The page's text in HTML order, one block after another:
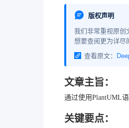
版权声明
我们非常重视原创
想要查阅更为详尽
查看原文：
文章主旨：
通过使用PlantUML
关键要点：